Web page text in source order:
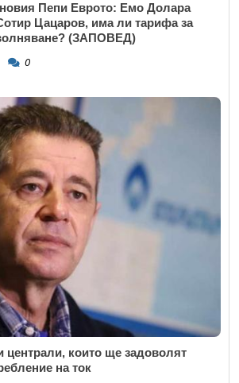
Пепи Еврото: Емо Долара
Цацаров, има ли тарифа за
(ЗАПОВЕД)
0
които ще задоволят
на ток